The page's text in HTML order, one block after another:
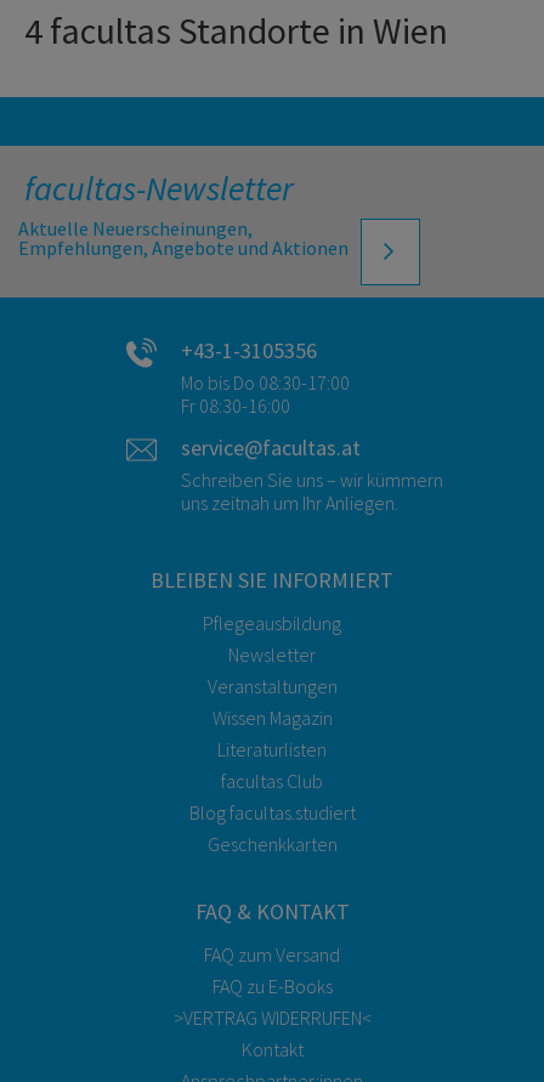
4 facultas Standorte in Wien
facultas-Newsletter
Aktuelle Neuerscheinungen,
Empfehlungen, Angebote und Aktionen
+43-1-3105356
Mo bis Do 08:30-17:00
Fr 08:30-16:00
service@facultas.at
Schreiben Sie uns – wir kümmern
uns zeitnah um Ihr Anliegen.
BLEIBEN SIE INFORMIERT
Pflegeausbildung
Newsletter
Veranstaltungen
Wissen Magazin
Literaturlisten
facultas Club
Blog facultas.studiert
Geschenkkarten
FAQ & KONTAKT
FAQ zum Versand
FAQ zu E-Books
>VERTRAG WIDERRUFEN<
Kontakt